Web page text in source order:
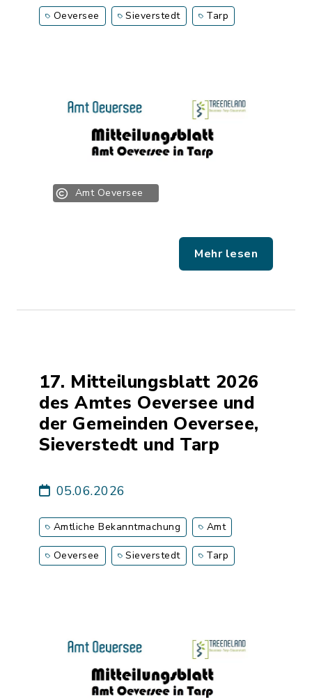
Oeversee Sieverstedt Tarp
Amt Oeversee
Mehr lesen
17. Mitteilungsblatt 2026
des Amtes Oeversee und
der Gemeinden Oeversee,
Sieverstedt und Tarp
05.06.2026
Amtliche Bekanntmachung Amt
Oeversee Sieverstedt Tarp